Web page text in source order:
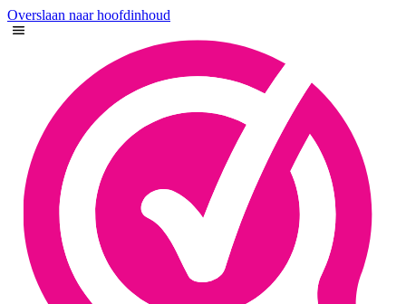
Overslaan naar hoofdinhoud